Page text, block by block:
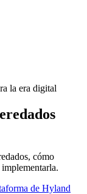
la era digital
cómo
de Hyland